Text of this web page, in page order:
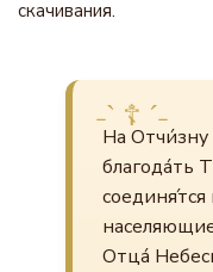
скачивания.
На Отчи́зну
благода́ть
Отца́